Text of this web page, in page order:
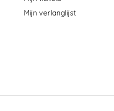
Mijn verlanglijst